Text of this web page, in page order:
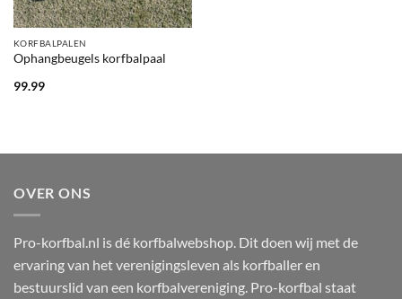
KORFBALPALEN
Ophangbeugels korfbalpaal
99.99
OVER ONS
Pro-korfbal.nl is dé korfbalwebshop. Dit doen wij met de
ervaring van het verenigingsleven als korfballer en
bestuurslid van een korfbalvereniging. Pro-korfbal staat